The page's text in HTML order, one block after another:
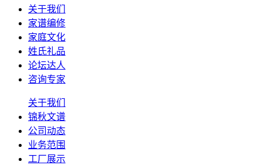
关于我们
家谱编修
家庭文化
姓氏礼品
论坛达人
咨询专家
关于我们
锦秋文谱
公司动态
业务范围
工厂展示